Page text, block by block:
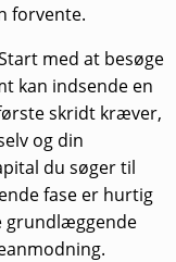
forvente.
med at besøge
kan indsende en
skridt kræver,
og din
du søger til
fase er hurtig
grundlæggende